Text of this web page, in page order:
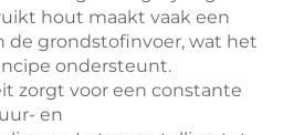
hout maakt vaak een
de grondstofinvoer, wat het
ondersteunt.
zorgt voor een constante
en